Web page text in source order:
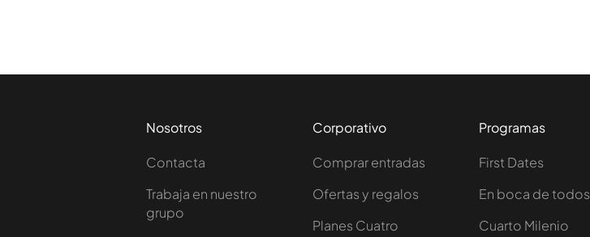
Nosotros
Contacta
Trabaja en nuestro
grupo
Corporativo
Comprar entradas
Ofertas y regalos
Planes Cuatro
Programas
First Dates
En boca de todos
Cuarto Milenio